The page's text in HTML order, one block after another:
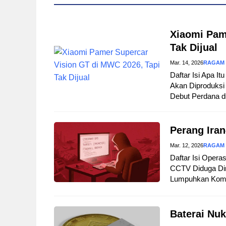
Xiaomi
Tak Dijual
Mar. 14, 2026RAGAM
Daftar Isi Apa
Akan
Debut Perdana
Perang
Mar. 12, 2026RAGAM
Daftar Isi
CCTV Diduga
Lumpuhkan
Baterai